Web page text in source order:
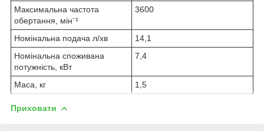
Максимальна частота
обертання, мін⁻¹
3600
Номінальна подача л/хв
14,1
Номінальна споживана
потужність, кВт
7,4
Маса, кг 1,5
Приховати